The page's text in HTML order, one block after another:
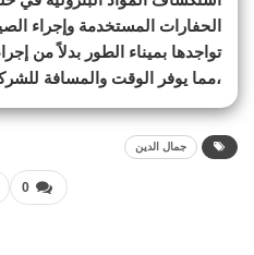
الحفارات المستخدمة وإجراء
تواجدها بميناء الطور بدلاً من
،مما يوفر الوقت والمسافة
جمال الدين
0